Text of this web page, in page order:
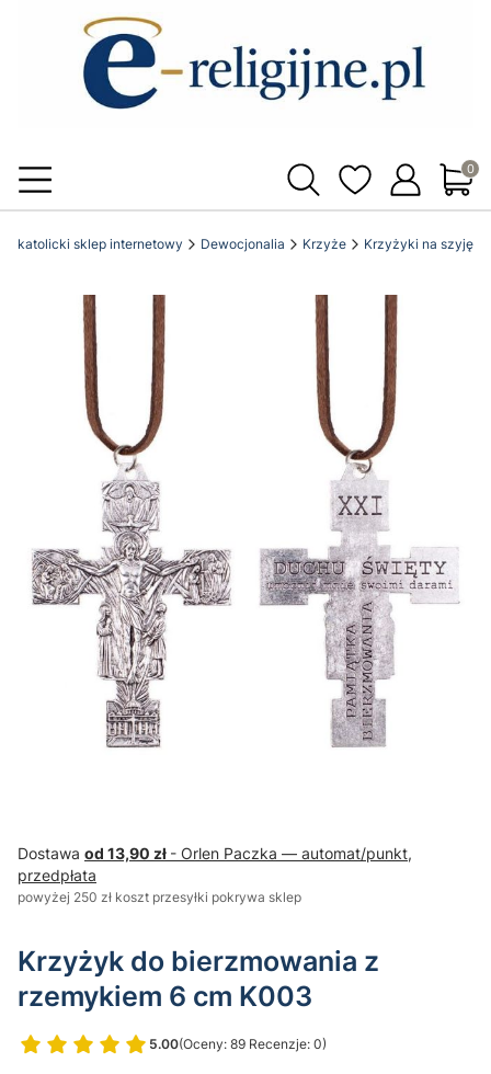
katolicki sklep internetowy Dewocjonalia Krzyże Krzyżyki na szyję
Dostawa od 13,90 zł - Orlen Paczka — automat/punkt,
przedpłata
powyżej 250 zł koszt przesyłki pokrywa sklep
Krzyżyk do bierzmowania z
rzemykiem 6 cm K003
5.00(Oceny: 89 Recenzje: 0)
Przejdź do sekcji Opinie